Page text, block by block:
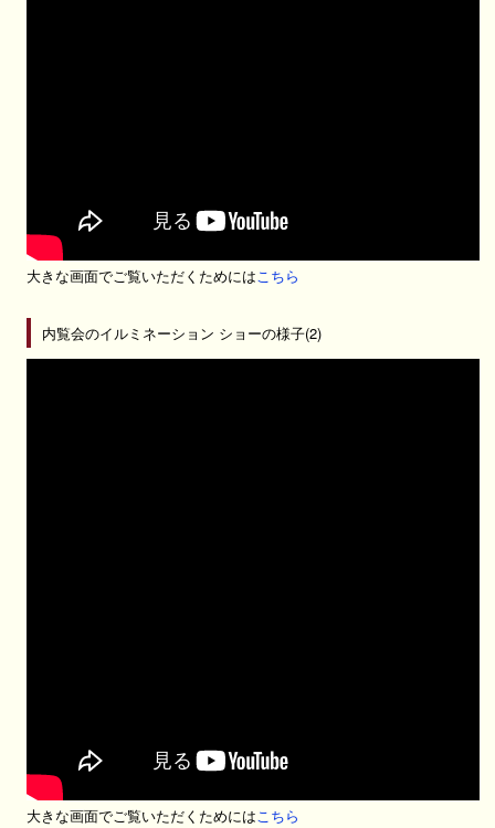
大きな画面でご覧いただくためにはこちら
内覧会のイルミネーション ショーの様子(2)
大きな画面でご覧いただくためにはこちら